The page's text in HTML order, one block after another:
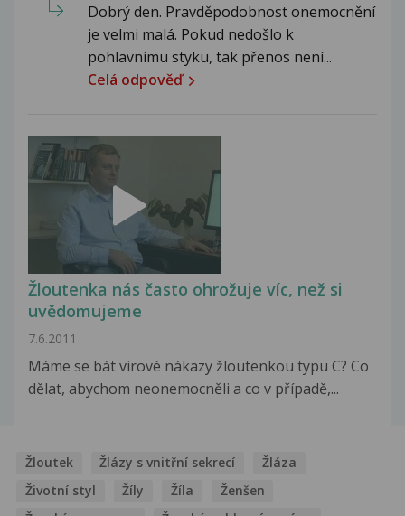
Dobrý den. Pravděpodobnost onemocnění
je velmi malá. Pokud nedošlo k
pohlavnímu styku, tak přenos není...
Celá odpověď
Žloutenka nás často ohrožuje víc, než si
uvědomujeme
7.6.2011
Máme se bát virové nákazy žloutenkou typu C? Co
dělat, abychom neonemocněli a co v případě,...
Žloutek Žlázy s vnitřní sekrecí
Žláza
Životní styl
Žíly Žíla
Ženšen